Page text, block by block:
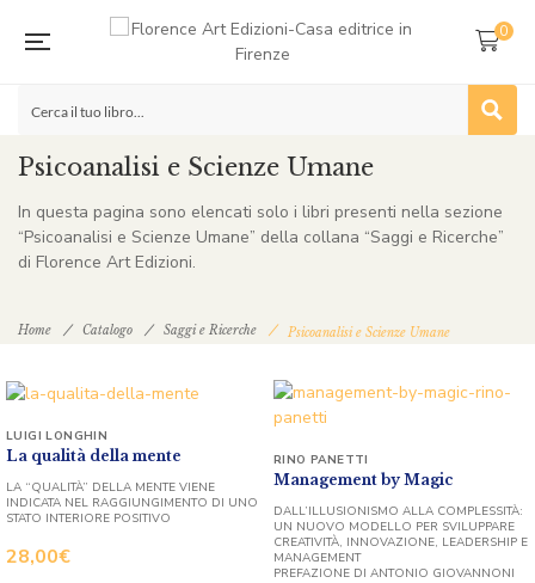
0
Psicoanalisi e Scienze Umane
In questa pagina sono elencati solo i libri presenti nella sezione
“Psicoanalisi e Scienze Umane” della collana “Saggi e Ricerche”
di Florence Art Edizioni.
Home Catalogo Saggi e Ricerche Psicoanalisi e Scienze Umane
La qualità della mente
28,00€
LUIGI LONGHIN
LA “QUALITÀ” DELLA MENTE VIENE
INDICATA NEL RAGGIUNGIMENTO DI UNO
STATO INTERIORE POSITIVO
Management by Magic
RINO PANETTI
DALL’ILLUSIONISMO ALLA COMPLESSITÀ:
UN NUOVO MODELLO PER SVILUPPARE
CREATIVITÀ, INNOVAZIONE, LEADERSHIP E
MANAGEMENT
PREFAZIONE DI ANTONIO GIOVANNONI